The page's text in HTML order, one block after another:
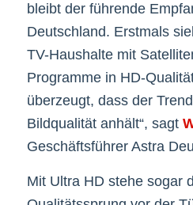
bleibt der führende
Deutschland. Erstmals
TV-Haushalte mit
Programme in HD-
überzeugt, dass der
Bildqualität anhält“, sagt
Geschäftsführer Astra
Mit Ultra HD stehe sogar